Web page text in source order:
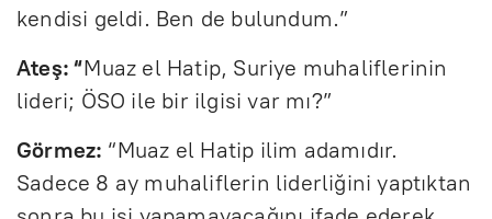
kendisi geldi. Ben de bulundum.”
Ateş: “Muaz el Hatip, Suriye muhaliflerinin
lideri; ÖSO ile bir ilgisi var mı?”
Görmez: “Muaz el Hatip ilim adamıdır.
Sadece 8 ay muhaliflerin liderliğini yaptıktan